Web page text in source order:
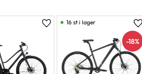
fjord grey
alloy silver/black
1
Visa fler
Lägg till i favoriter
18%
16 st i lager